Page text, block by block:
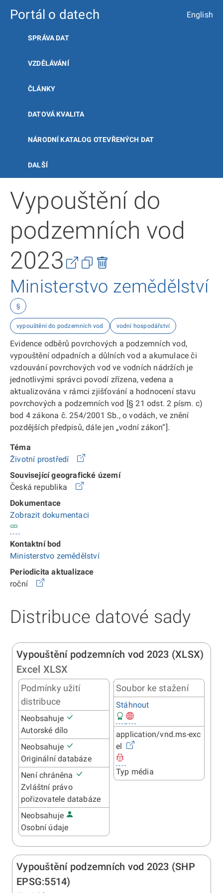
Portál o datech English
SPRÁVA DAT
VZDĚLÁVÁNÍ
ČLÁNKY
DATOVÁ KVALITA
NÁRODNÍ KATALOG OTEVŘENÝCH DAT
DALŠÍ
Vypouštění do
podzemních vod
2023
Ministerstvo zemědělství
§
vypouštění do podzemních vod vodní hospodářství
Evidence odběrů povrchových a podzemních vod,
vypouštění odpadních a důlních vod a akumulace či
vzdouvání povrchových vod ve vodních nádržích je
jednotlivými správci povodí zřízena, vedena a
aktualizována v rámci zjišťování a hodnocení stavu
povrchových a podzemních vod [§ 21 odst. 2 písm. c)
bod 4 zákona č. 254/2001 Sb., o vodách, ve znění
pozdějších předpisů, dále jen „vodní zákon“].
Téma
Životní prostředí
Související geografické území
Česká republika
Dokumentace
Zobrazit dokumentaci
Kontaktní bod
Ministerstvo zemědělství
Periodicita aktualizace
roční
Distribuce datové sady
Vypouštění podzemních vod 2023 (XLSX)
Excel XLSX
Podmínky užití
distribuce
Neobsahuje
Autorské dílo
Neobsahuje
Originální databáze
Není chráněna
Zvláštní právo
pořizovatele databáze
Neobsahuje
Osobní údaje
Soubor ke stažení
Stáhnout
application/vnd.ms-exc
el
Typ média
Vypouštění podzemních vod 2023 (SHP
EPSG:5514)